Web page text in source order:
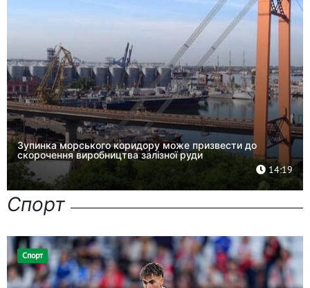
Зупинка морського коридору може призвести до
скорочення виробництва залізної руди
14:19
Спорт
Спорт